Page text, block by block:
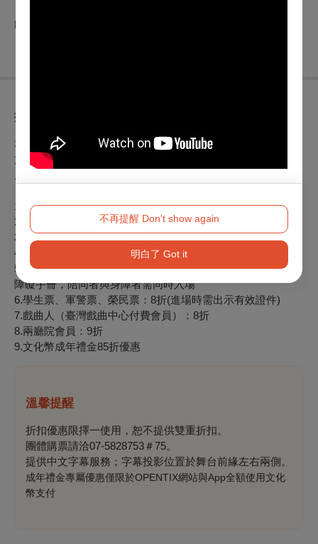
不再提醒 Don't show again
明白了 Got it
https://www.instagram.com/taiwan_bangzi/
折扣方案
本節目可使用文化幣購票，並享有5折優惠：
於OPENTIX網站或APP全額使用文化幣支付，每場限量20
1.七十週年慶價：5折（即日起至2023/09/30止）
2.敬老票：5折（65歲以上長者）
3.團體票：5折（30張以上）
4.「戲曲人」電子生日禮券：5折
5.愛心票：身心障礙人士及陪同者1名5折，入場時應出示身心
障礙手冊，陪同者與身障者需同時入場
6.學生票、軍警票、榮民票：8折(進場時需出示有效證件)
7.戲曲人（臺灣戲曲中心付費會員）：8折
8.兩廳院會員：9折
9.文化幣成年禮金85折優惠
溫馨提醒
折扣優惠限擇一使用，恕不提供雙重折扣。
團體購票請洽07-5828753＃75。
提供中文字幕服務；字幕投影位置於舞台前緣左右兩側。
成年禮金專屬優惠僅限於OPENTIX網站與App全額使用文化
幣支付